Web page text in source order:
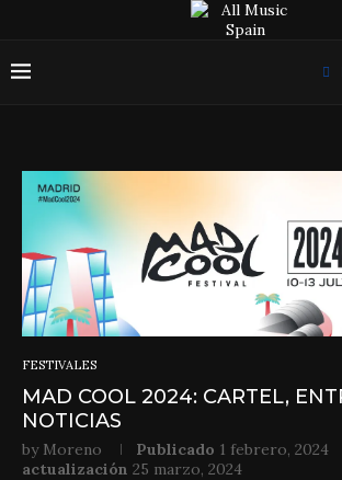
FESTIVALES
MAD COOL 2024: CARTEL,
NOTICIAS
by Moreno Publicado 1 febrero, 2024
actualización 25 marzo, 2024